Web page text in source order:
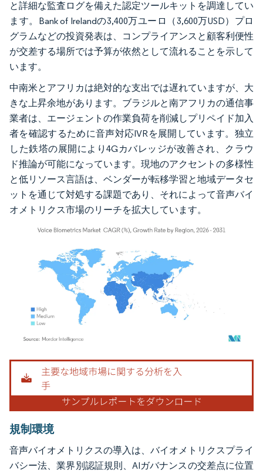
と詳細な監査ログを備えた認定ツールキットを調達してい
ます。Bank of Irelandの3,400万ユーロ（3,600万USD）プロ
グラムなどの投資発表は、コンプライアンスと顧客利便性
が交差する場所では予算が依然として流れることを示して
います。
中南米とアフリカは絶対的な支出では遅れていますが、大
きな上昇余地があります。ブラジルと南アフリカの通信事
業者は、エージェントの作業負荷を削減しプリペイド加入
者を確認するために音声対応IVRを展開しています。独立
した鉄塔の展開により4Gカバレッジが改善され、クラウ
ド推論が可能になっています。現地のアクセントの多様性
と低リソース言語は、ベンダーが転移学習と地域データセ
ットを通じて対処する課題であり、それによって音声バイ
オメトリクス市場のリーチを拡大しています。
画像 © Mordor Intelligence。再利用にはCC BY 4.0の表示が必要です。
規制環境
音声バイオメトリクスの導入は、バイオメトリクスプライ
バシー法、業界別認証規則、AIガバナンスの交差点に位置